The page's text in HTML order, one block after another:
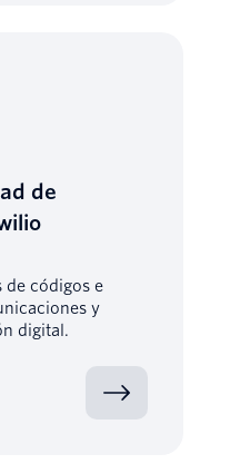
de
de códigos e
y
digital.